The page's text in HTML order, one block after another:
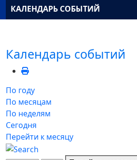
КАЛЕНДАРЬ СОБЫТИЙ
Календарь событий
По году
По месяцам
По неделям
Сегодня
Перейти к месяцу